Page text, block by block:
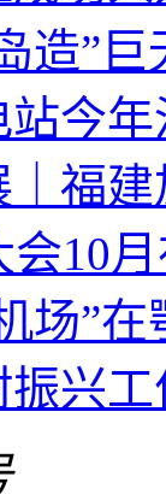
造”
今
福
会10
场”
兴